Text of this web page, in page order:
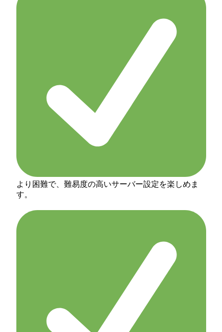
より困難で、難易度の高いサーバー設定を楽しめま
す。